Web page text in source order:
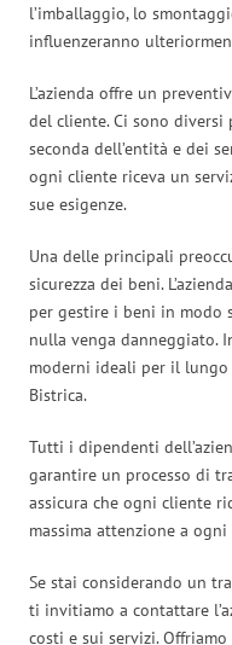
l’imballaggio, lo
influenzeranno
L’azienda offre un
del cliente. Ci sono
seconda dell’entità e dei
ogni cliente riceva un
sue esigenze.
Una delle principali
sicurezza dei beni.
per gestire i beni in modo
nulla venga danneggiato.
moderni ideali per il lungo
Bistrica.
Tutti i dipendenti
garantire un processo di
assicura che ogni cliente
massima attenzione a
Se stai considerando un
ti invitiamo a contattare
costi e sui servizi.